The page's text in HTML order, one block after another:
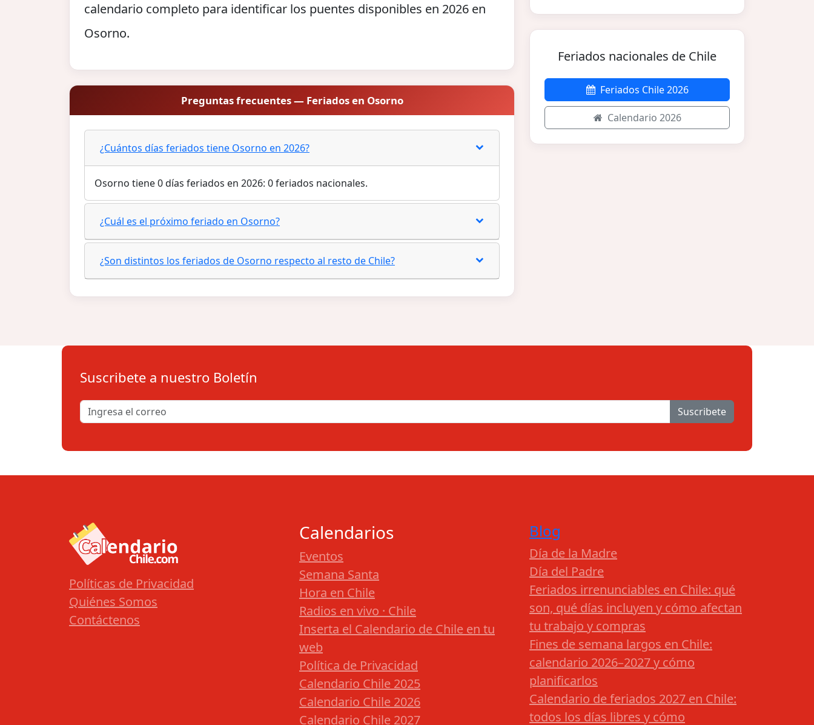
calendario completo para identificar los puentes disponibles en 2026 en
Osorno.
Preguntas frecuentes — Feriados en Osorno
¿Cuántos días feriados tiene Osorno en 2026?
Osorno tiene 0 días feriados en 2026: 0 feriados nacionales.
¿Cuál es el próximo feriado en Osorno?
¿Son distintos los feriados de Osorno respecto al resto de Chile?
Feriados nacionales de Chile
Feriados Chile 2026
Calendario 2026
Suscribete a nuestro Boletín
Suscribete
Políticas de Privacidad
Quiénes Somos
Contáctenos
Calendarios
Eventos
Semana Santa
Hora en Chile
Radios en vivo · Chile
Inserta el Calendario de Chile en tu
web
Política de Privacidad
Calendario Chile 2025
Calendario Chile 2026
Calendario Chile 2027
Blog
Día de la Madre
Día del Padre
Feriados irrenunciables en Chile: qué
son, qué días incluyen y cómo afectan
tu trabajo y compras
Fines de semana largos en Chile:
calendario 2026–2027 y cómo
planificarlos
Calendario de feriados 2027 en Chile:
todos los días libres y cómo